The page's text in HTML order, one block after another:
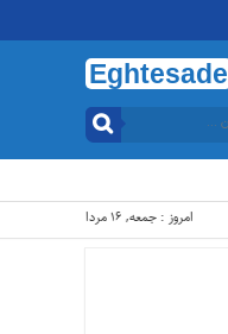
Eghtesade
امروز : جمعه, ۱۶ مرداد , ۱۴۰۵ .::. برابر با : Friday, 7 August , 2026